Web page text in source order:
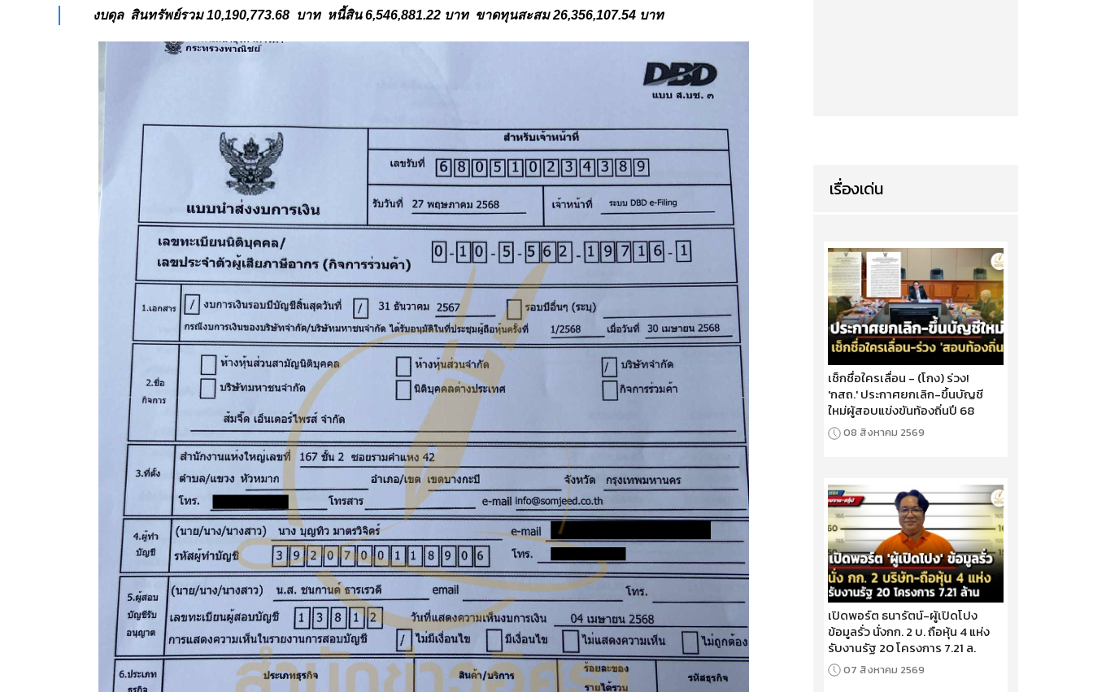
งบดุล สินทรัพย์รวม 10,190,773.68 บาท หนี้สิน 6,546,881.22 บาท ขาดทุนสะสม 26,356,107.54 บาท
เรื่องเด่น
เช็กชื่อใครเลื่อน - (โกง) ร่วง!
'กสถ.' ประกาศยกเลิก-ขึ้นบัญชี
ใหม่ผู้สอบแข่งขันท้องถิ่นปี 68
08 สิงหาคม 2569
เปิดพอร์ต ธนารัตน์-ผู้เปิดโปง
ข้อมูลรั่ว นั่งกก. 2 บ. ถือหุ้น 4 แห่ง
รับงานรัฐ 20 โครงการ 7.21 ล.
07 สิงหาคม 2569